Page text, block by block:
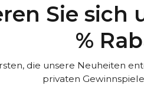
Sie sich
%
die unsere Neuheiten
privaten